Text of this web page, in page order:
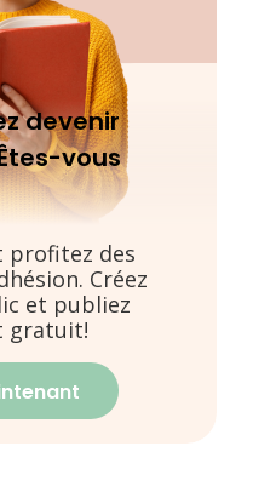
devenir
vous
profitez des
Créez
et publiez
gratuit!